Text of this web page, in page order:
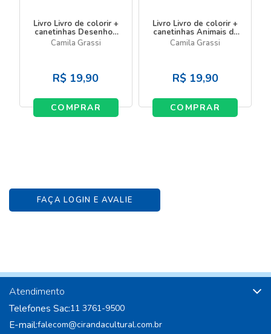
Livro Livro de colorir +
canetinhas Desenhos
para meninas - Livro
Camila Grassi
R$ 19,90
COMPRAR
Livro Livro de colorir +
canetinhas Animais da
fazenda - Livro com
Camila Grassi
R$ 19,90
COMPRAR
FAÇA LOGIN E AVALIE
Atendimento
Telefones Sac:11 3761-9500
E-mail:falecom@cirandacultural.com.br